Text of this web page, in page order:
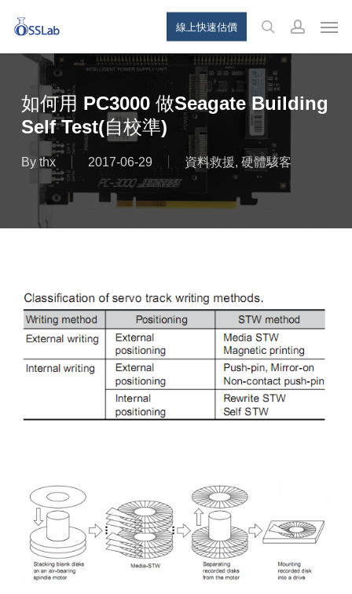
main
線上快速估價
searchaccount
如何用 PC3000 做Seagate Building
Self Test(自校準)
By thx 2017-06-29 資料救援, 硬體駭客